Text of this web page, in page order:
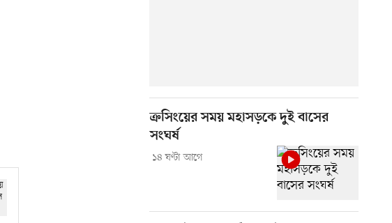
ক্রসিংয়ের সময় মহাসড়কে দুই বাসের
সংঘর্ষ
১৪ ঘণ্টা আগে